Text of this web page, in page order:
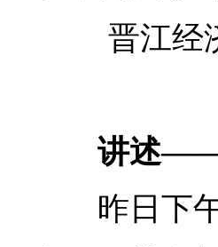
晋江经
讲述——
昨日下